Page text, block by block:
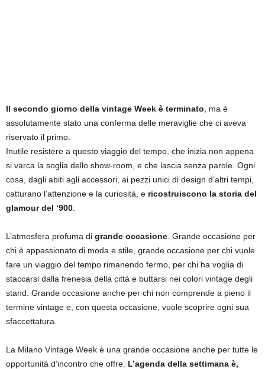
Il secondo giorno della vintage Week è terminato , ma è
assolutamente stato una conferma delle meraviglie che ci aveva
riservato il primo.
Inutile resistere a questo viaggio del tempo, che inizia non appena
si varca la soglia dello show-room, e che lascia senza parole. Ogni
cosa, dagli abiti agli accessori, ai pezzi unici di design d’altri tempi,
catturano l’attenzione e la curiosità, e ricostruiscono la storia del
glamour del ‘900
L’atmosfera profuma di grande occasione . Grande occasione per
chi è appassionato di moda e stile, grande occasione per chi vuole
fare un viaggio del tempo rimanendo fermo, per chi ha voglia di
staccarsi dalla frenesia della città e buttarsi nei colori vintage degli
stand. Grande occasione anche per chi non comprende a pieno il
termine vintage e, con questa occasione, vuole scoprire ogni sua
sfaccettatura.
La Milano Vintage Week è una grande occasione anche per tutte le
opportunità d’incontro che offre. L’agenda della settimana è,